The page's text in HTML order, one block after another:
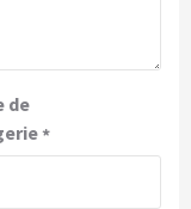
de
*